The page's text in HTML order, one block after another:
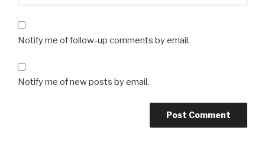
Notify me of follow-up comments by email.
Notify me of new posts by email.